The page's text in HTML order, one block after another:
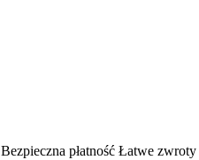
Bezpieczna płatność Łatwe zwroty